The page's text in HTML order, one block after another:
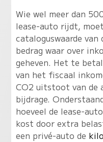
Wie wel meer dan
lease-auto rijdt,
cataloguswaarde
bedrag waar over
geheven. Het te
van het fiscaal
CO2 uitstoot van de
bijdrage.
hoeveel de lease-
kost door extra
een privé-auto de